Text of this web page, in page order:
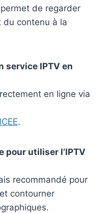
de regarder
du contenu à la
service IPTV en
en ligne via
.
pour utiliser l’IPTV
recommandé pour
contourner